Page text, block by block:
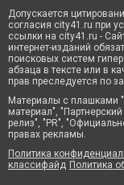
Допускается
согласия city41.ru при
ссылки на city41.ru -
интернет-изданий
поисковых систем
абзаца в тексте или в
прав преследуется по
Материалы с плашками
материал",
релиз", "PR",
правах рекламы.
Политика
классифайд Политика